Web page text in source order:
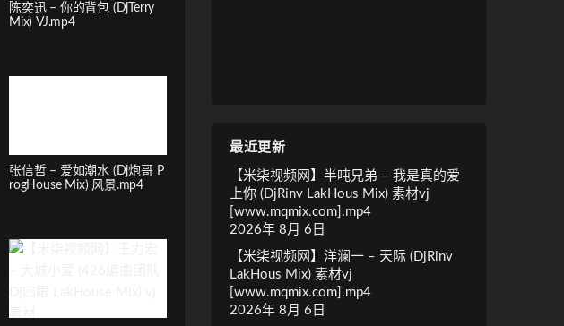
陈奕迅 – 你的背包 (DjTerry
Mix) VJ.mp4
张信哲 – 爱如潮水 (Dj炮哥 P
rogHouse Mix) 风景.mp4
最近更新
【米柒视频网】半吨兄弟 – 我是真的爱
上你 (DjRinv LakHous Mix) 素材vj
[www.mqmix.com].mp4
2026年 8月 6日
【米柒视频网】洋澜一 – 天际 (DjRinv
LakHous Mix) 素材vj
[www.mqmix.com].mp4
2026年 8月 6日